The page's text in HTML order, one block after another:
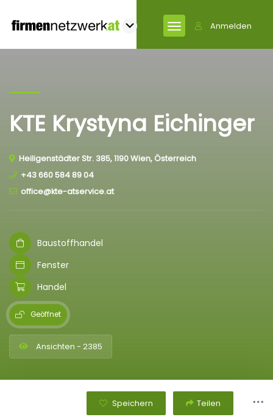
Anmelden
KTE Krystyna Eichinger
Heiligenstädter Str. 385, 1190 Wien, Österreich
+43 660 584 89 04
office@kte-atservice.at
Baustoffhandel
Fenster
Handel
Geöffnet
Ansichten - 2385
Speichern Teilen